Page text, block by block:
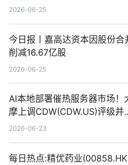
2026-06-25
今日报丨嘉高达资本因股份合
削减16.67亿股
2026-06-25
AI本地部署催热服务器市场！
摩上调CDW(CDW.US)评级并
高IBM(IBM.US)戴尔(DELL.US)
2026-06-23
每日热点:精优药业